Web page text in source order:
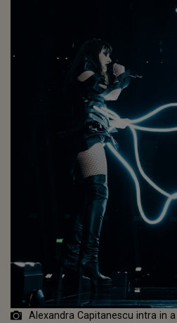
Alexandra Capitanescu intra in